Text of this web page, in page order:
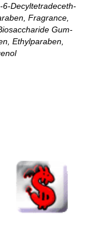
6-Decyltetradeceth-
Fragrance,
Gum-
Ethylparaben,